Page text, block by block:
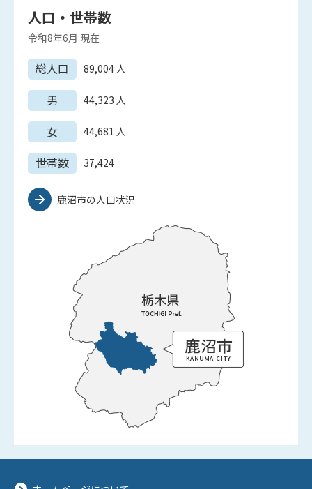
人口・世帯数
令和8年6月 現在
総人口 89,004人
男 44,323 人
女 44,681 人
世帯数 37,424
鹿沼市の人口状況